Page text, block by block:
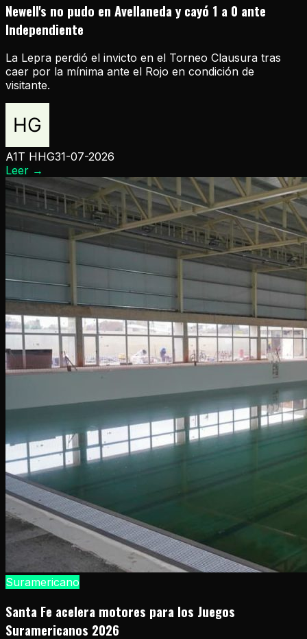
Newell's no pudo en Avellaneda y cayó 1 a 0 ante
Independiente
La Lepra perdió el invicto en el Torneo Clausura tras
caer por la mínima ante el Rojo en condición de
visitante.
A1T HHG31-07-2026
Leer →
Suramericano
Santa Fe acelera motores para los Juegos
Suramericanos 2026